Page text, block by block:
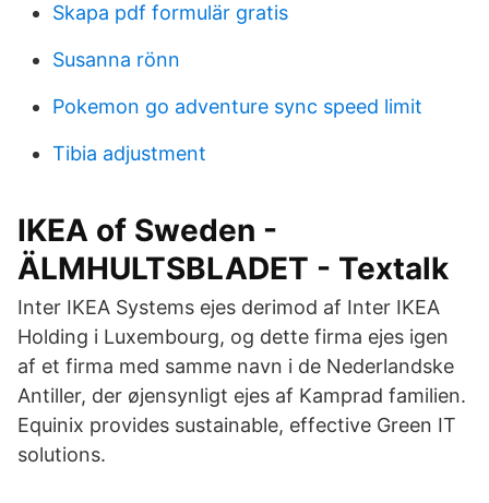
Skapa pdf formulär gratis
Susanna rönn
Pokemon go adventure sync speed limit
Tibia adjustment
IKEA of Sweden -
ÄLMHULTSBLADET - Textalk
Inter IKEA Systems ejes derimod af Inter IKEA
Holding i Luxembourg, og dette firma ejes igen
af et firma med samme navn i de Nederlandske
Antiller, der øjensynligt ejes af Kamprad familien.
Equinix provides sustainable, effective Green IT
solutions.